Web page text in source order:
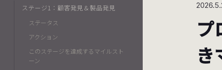
ステージ1：顧客発見＆製品発見
ステータス
アクション
このステージを達成するマイルスト
ーン
プ
き